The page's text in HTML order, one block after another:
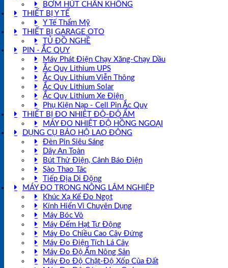
BƠM HÚT CHÂN KHÔNG
THIẾT BỊ Y TẾ
Y Tế Thẩm Mỹ
THIẾT BỊ GARAGE OTO
TỦ ĐỒ NGHỀ
PIN - ẮC QUY
Máy Phát Điện Chạy Xăng-Chạy Dầu
Ắc Quy Lithium UPS
Ắc Quy Lithium Viễn Thông
Ắc Quy Lithium Solar
Ắc Quy Lithium Xe Điện
Phụ Kiện Nạp - Cell Pin Ắc Quy
THIẾT BỊ ĐO NHIỆT ĐỘ-ĐỘ ẨM
MÁY ĐO NHIỆT ĐỘ HỒNG NGOẠI
DỤNG CỤ BẢO HỘ LAO ĐỘNG
Đèn Pin Siêu Sáng
Dây An Toàn
Bút Thử Điện, Cảnh Báo Điện
Sào Thao Tác
Tiếp Địa Di Động
MÁY ĐO TRONG NÔNG LÂM NGHIỆP
Khúc Xạ Kế Đo Ngọt
Kính Hiển Vi Chuyên Dụng
Máy Bóc Vỏ
Máy Đếm Hạt Tự Động
Máy Đo Chiều Cao Cây Đứng
Máy Đo Điện Tích Lá Cây
Máy Đo Độ Ẩm Nông Sản
Máy Đo Độ Chặt-Độ Xốp Của Đất